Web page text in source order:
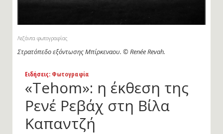
Λεζάντα φωτογραφίας
Στρατόπεδο εξόντωσης Μπίρκεναου. © Renée Revah.
Ειδήσεις: Φωτογραφία
«Tehom»: η έκθεση της
Ρενέ Ρεβάχ στη Βίλα
Καπαντζή